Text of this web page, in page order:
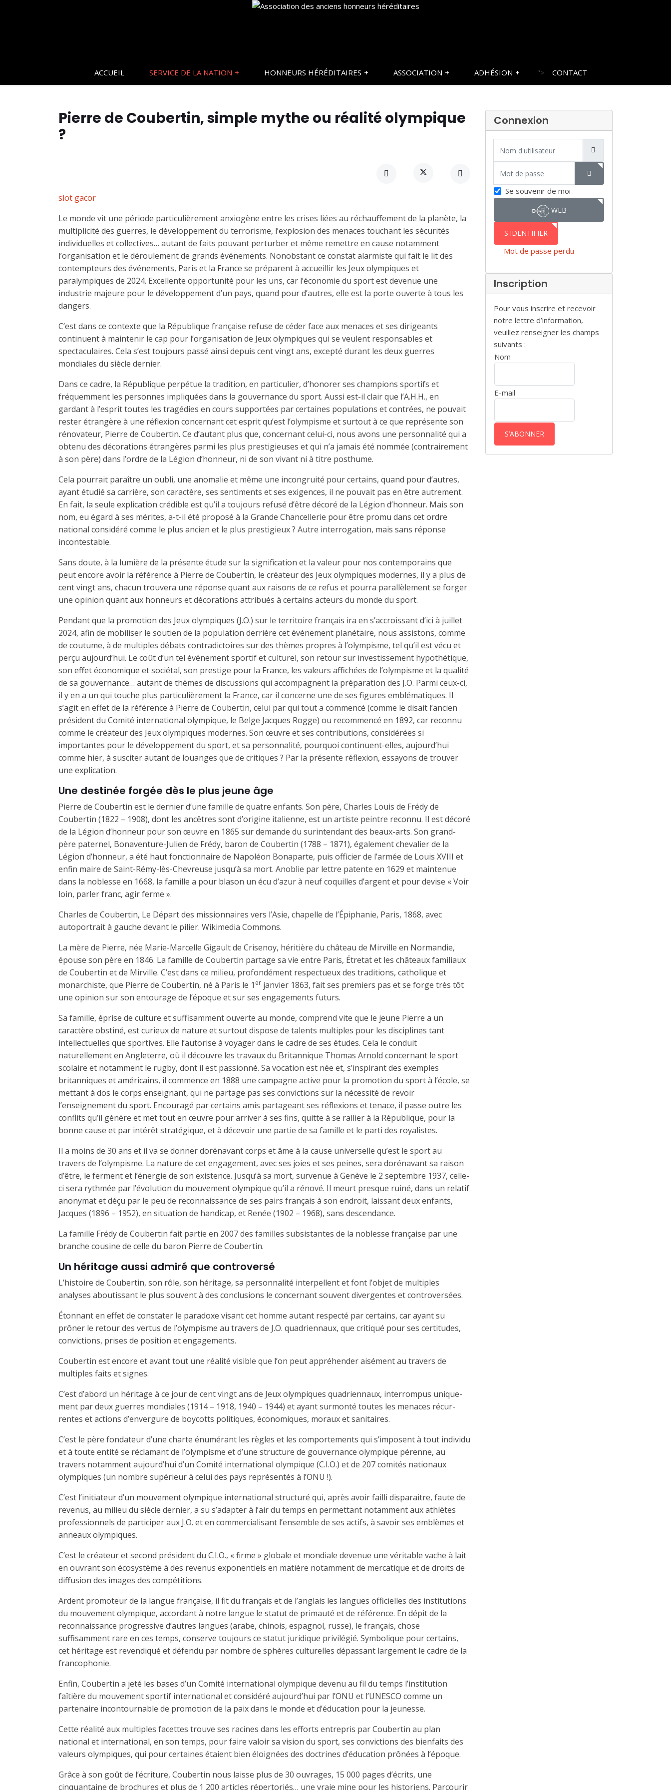
ACCUEIL SERVICE DE LA NATION HONNEURS HÉRÉDITAIRES ASSOCIATION ADHÉSION "> CONTACT
Pierre de Coubertin, simple mythe ou réalité olympique
?
slot gacor
Le monde vit une période particulièrement anxiogène entre les crises liées au réchauffement de la planète, la
multiplicité des guerres, le développement du terrorisme, l’explosion des menaces touchant les sécurités
individuelles et collectives… autant de faits pouvant perturber et même remettre en cause notamment
l’organisation et le déroulement de grands événements. Nonobstant ce constat alarmiste qui fait le lit des
contempteurs des événements, Paris et la France se préparent à accueillir les Jeux olympiques et
paralympiques de 2024. Excellente opportunité pour les uns, car l’économie du sport est devenue une
industrie majeure pour le développement d’un pays, quand pour d’autres, elle est la porte ouverte à tous les
dangers.
C’est dans ce contexte que la République française refuse de céder face aux menaces et ses dirigeants
continuent à maintenir le cap pour l’organisation de Jeux olympiques qui se veulent responsables et
spectaculaires. Cela s’est toujours passé ainsi depuis cent vingt ans, excepté durant les deux guerres
mondiales du siècle dernier.
Dans ce cadre, la République perpétue la tradition, en particulier, d’honorer ses champions sportifs et
fréquemment les personnes impliquées dans la gouvernance du sport. Aussi est-il clair que l’A.H.H., en
gardant à l’esprit toutes les tragédies en cours supportées par certaines populations et contrées, ne pouvait
rester étrangère à une réflexion concernant cet esprit qu’est l’olympisme et surtout à ce que représente son
rénovateur, Pierre de Coubertin. Ce d’autant plus que, concernant celui-ci, nous avons une personnalité qui a
obtenu des décorations étrangères parmi les plus prestigieuses et qui n’a jamais été nommée (contrairement
à son père) dans l’ordre de la Légion d’honneur, ni de son vivant ni à titre posthume.
Cela pourrait paraître un oubli, une anomalie et même une incongruité pour certains, quand pour d’autres,
ayant étudié sa carrière, son caractère, ses sentiments et ses exigences, il ne pouvait pas en être autrement.
En fait, la seule explication crédible est qu’il a toujours refusé d’être décoré de la Légion d’honneur. Mais son
nom, eu égard à ses mérites, a-t-il été proposé à la Grande Chancellerie pour être promu dans cet ordre
national considéré comme le plus ancien et le plus prestigieux ? Autre interrogation, mais sans réponse
incontestable.
Sans doute, à la lumière de la présente étude sur la signification et la valeur pour nos contemporains que
peut encore avoir la référence à Pierre de Coubertin, le créateur des Jeux olympiques modernes, il y a plus de
cent vingt ans, chacun trouvera une réponse quant aux raisons de ce refus et pourra parallèlement se forger
une opinion quant aux honneurs et décorations attribués à certains acteurs du monde du sport.
Pendant que la promotion des Jeux olympiques (J.O.) sur le territoire français ira en s’accroissant d’ici à juillet
2024, afin de mobiliser le soutien de la population derrière cet événement planétaire, nous assistons, comme
de coutume, à de multiples débats contradictoires sur des thèmes propres à l’olympisme, tel qu’il est vécu et
perçu aujourd’hui. Le coût d’un tel événement sportif et culturel, son retour sur investissement hypothétique,
son effet économique et sociétal, son prestige pour la France, les valeurs affichées de l’olympisme et la qualité
de sa gouvernance… autant de thèmes de discussions qui accompagnent la préparation des J.O. Parmi ceux-ci,
il y en a un qui touche plus particulièrement la France, car il concerne une de ses figures emblématiques. Il
s’agit en effet de la référence à Pierre de Coubertin, celui par qui tout a commencé (comme le disait l’ancien
président du Comité international olympique, le Belge Jacques Rogge) ou recommencé en 1892, car reconnu
comme le créateur des Jeux olympiques modernes. Son œuvre et ses contributions, considérées si
importantes pour le développement du sport, et sa personnalité, pourquoi continuent-elles, aujourd’hui
comme hier, à susciter autant de louanges que de critiques ? Par la présente réflexion, essayons de trouver
une explication.
Une destinée forgée dès le plus jeune âge
Pierre de Coubertin est le dernier d’une famille de quatre enfants. Son père, Charles Louis de Frédy de
Coubertin (1822 – 1908), dont les ancêtres sont d’origine italienne, est un artiste peintre reconnu. Il est décoré
de la Légion d’honneur pour son œuvre en 1865 sur demande du surintendant des beaux-arts. Son grand-
père paternel, Bonaventure-Ju­lien de Frédy, baron de Coubertin (1788 – 1871), également chevalier de la
Légion d’honneur, a été haut fonction­naire de Napoléon Bonaparte, puis officier de l’armée de Louis XVIII et
enfin maire de Saint-Rémy-lès-Che­vreuse jusqu’à sa mort. Anoblie par lettre patente en 1629 et maintenue
dans la noblesse en 1668, la famille a pour blason un écu d’azur à neuf co­quilles d’argent et pour devise « Voir
loin, parler franc, agir ferme ».
Charles de Coubertin, Le Départ des missionnaires vers l’Asie, chapelle de l’Épiphanie, Paris, 1868, avec
autoportrait à gauche devant le pilier. Wikimedia Commons.
La mère de Pierre, née Marie-Marcelle Gigault de Crisenoy, héritière du château de Mirville en Normandie,
épouse son père en 1846. La famille de Coubertin partage sa vie entre Paris, Étretat et les châteaux familiaux
de Coubertin et de Mirville. C’est dans ce milieu, profondément respectueux des traditions, catholique et
monarchiste, que Pierre de Coubertin, né à Paris le 1 er janvier 1863, fait ses premiers pas et se forge très tôt
une opinion sur son entourage de l’époque et sur ses engagements futurs.
Sa famille, éprise de culture et suffisamment ouverte au monde, comprend vite que le jeune Pierre a un
caractère obstiné, est curieux de nature et surtout dispose de talents multiples pour les disciplines tant
intellectuelles que sportives. Elle l’autorise à voyager dans le cadre de ses études. Cela le conduit
naturellement en Angleterre, où il découvre les travaux du Britannique Thomas Arnold concernant le sport
scolaire et notamment le rugby, dont il est passionné. Sa vocation est née et, s’inspirant des exemples
britanniques et américains, il commence en 1888 une campagne active pour la promotion du sport à l’école, se
mettant à dos le corps enseignant, qui ne partage pas ses convictions sur la nécessité de revoir
l’enseignement du sport. Encouragé par certains amis partageant ses réflexions et tenace, il passe outre les
conflits qu’il génère et met tout en œuvre pour arriver à ses fins, quitte à se rallier à la République, pour la
bonne cause et par intérêt stratégique, et à décevoir une partie de sa famille et le parti des royalistes.
Il a moins de 30 ans et il va se donner dorénavant corps et âme à la cause universelle qu’est le sport au
travers de l’olympisme. La nature de cet engagement, avec ses joies et ses peines, sera dorénavant sa raison
d’être, le ferment et l’énergie de son existence. Jusqu’à sa mort, survenue à Genève le 2 septembre 1937, celle-
ci sera rythmée par l’évolution du mouvement olympique qu’il a rénové. Il meurt presque ruiné, dans un relatif
anonymat et déçu par le peu de reconnaissance de ses pairs français à son endroit, laissant deux enfants,
Jacques (1896 – 1952), en situation de handicap, et Renée (1902 – 1968), sans descendance.
La famille Frédy de Coubertin fait partie en 2007 des familles subsistantes de la noblesse française par une
branche cousine de celle du baron Pierre de Coubertin.
Un héritage aussi admiré que controversé
L’histoire de Coubertin, son rôle, son héritage, sa personnalité inter­pellent et font l’objet de multiples
analyses aboutissant le plus souvent à des conclusions le concernant souvent divergentes et controversées.
Étonnant en effet de constater le paradoxe visant cet homme autant res­pecté par certains, car ayant su
prôner le retour des vertus de l’olympisme au travers de J.O. quadriennaux, que criti­qué pour ses certitudes,
convictions, prises de position et engagements.
Coubertin est encore et avant tout une réalité visible que l’on peut appréhender aisément au travers de
multiples faits et signes.
C’est d’abord un héritage à ce jour de cent vingt ans de Jeux olympiques quadriennaux, interrompus unique­
ment par deux guerres mondiales (1914 – 1918, 1940 – 1944) et ayant surmonté toutes les menaces récur­
rentes et actions d’envergure de boycotts politiques, économiques, moraux et sanitaires.
C’est le père fondateur d’une charte énumérant les règles et les comportements qui s’imposent à tout individu
et à toute entité se réclamant de l’olympisme et d’une structure de gouvernance olympique pérenne, au
travers notamment aujourd’hui d’un Comité international olympique (C.I.O.) et de 207 comités nationaux
olympiques (un nombre supérieur à celui des pays représentés à l’ONU !).
C’est l’initiateur d’un mouvement olympique international structuré qui, après avoir failli disparaitre, faute de
revenus, au milieu du siècle dernier, a su s’adapter à l’air du temps en permettant notamment aux athlètes
professionnels de participer aux J.O. et en commercialisant l’ensemble de ses actifs, à savoir ses emblèmes et
anneaux olympiques.
C’est le créateur et second président du C.I.O., « firme » globale et mondiale devenue une véritable vache à lait
en ouvrant son écosystème à des revenus exponentiels en matière notamment de mercatique et de droits de
diffusion des images des compétitions.
Ardent promoteur de la langue française, il fit du français et de l’anglais les langues officielles des institutions
du mouvement olympique, accordant à notre langue le statut de primauté et de référence. En dépit de la
reconnaissance progressive d’autres langues (arabe, chinois, espagnol, russe), le français, chose
suffisamment rare en ces temps, conserve toujours ce statut juridique privilégié. Symbolique pour certains,
cet héritage est revendiqué et défendu par nombre de sphères culturelles dépassant largement le cadre de la
francophonie.
Enfin, Coubertin a jeté les bases d’un Comité international olympique devenu au fil du temps l’institution
faîtière du mouvement sportif international et considéré aujourd’hui par l’ONU et l’UNESCO comme un
partenaire incontournable de promotion de la paix dans le monde et d’éducation pour la jeunesse.
Cette réalité aux multiples facettes trouve ses racines dans les efforts entrepris par Coubertin au plan
national et international, en son temps, pour faire valoir sa vision du sport, ses convictions des bienfaits des
valeurs olympiques, qui pour certaines étaient bien éloignées des doctrines d’éducation prônées à l’époque.
Grâce à son goût de l’écriture, Coubertin nous laisse plus de 30 ouvrages, 15 000 pages d’écrits, une
cinquantaine de brochures et plus de 1 200 articles répertoriés… une vraie mine pour les historiens. Parcourir
Connexion
SHOW PASSWORD
Se souvenir de moi
WEB
AUTHENTICATION
S'IDENTIFIER
Mot de passe perdu
Inscription
Pour vous inscrire et recevoir
notre lettre d’information,
veuillez renseigner les champs
suivants :
Nom
E-mail